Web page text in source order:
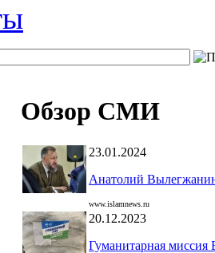
Обзор СМИ
23.01.2024
Анатолий
www.islamnews.ru
20.12.2023
Гуманитарная миссия